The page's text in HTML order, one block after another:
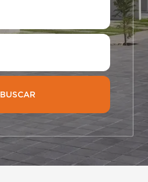
Elige tu ciudad
BUSCAR